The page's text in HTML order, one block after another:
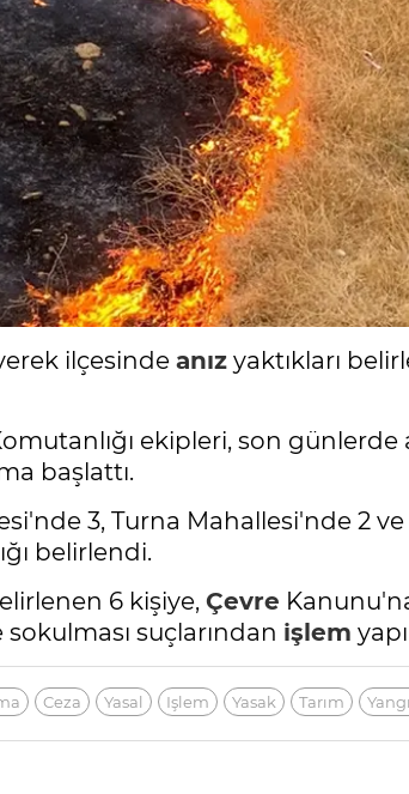
ilçesinde anız yaktıkları
ekipleri, son
başlattı.
3, Turna Mahallesi'nde 2
belirlendi.
6 kişiye, Çevre
suçlarından işlem
Ceza Yasal Işlem Yasak Tarım